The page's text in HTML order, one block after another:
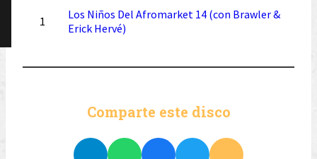
1
Los Niños Del Afromarket 14 (con Brawler &
Erick Hervé)
Comparte este disco